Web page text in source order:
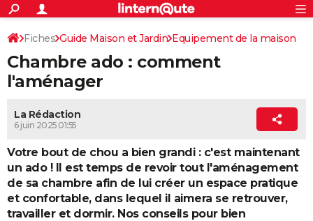
ACTUALITÉS
Politique
Société
Faits Divers
Education
Monde
Villes
+
SPORT
Coupe du monde 2026
Football
Tennis
Cyclisme
Rugby
Forum
CULTURE
Retraite
Impôts
Epargne
Immobilier
Risques naturels par ville
Banque
Assurance
Crédit
AUTO
Essais
Réserver un essai
Citadines
Berlines
SUV
Forum auto
+
HIGH-TECH
Mobiles
Meilleur smartphone
Internet
Ordinateurs
Jeux vidéo
Guide high-tech
+BRICOLAGE
Forum
Aménagement intérieur
Extérieur
Cuisine
Salle de bains
Jardinage
Rangement
+WEEK-END
Rechercher
S'inscrire
Connexion
Fiches Guide Maison et Jardin Equipement de la maison
Chambre Chambre enfant
Chambre ado : comment
l'aménager
La Rédaction
6 juin 2025 01:55
Votre bout de chou a bien grandi : c'est maintenant
un ado ! Il est temps de revoir tout l'aménagement
de sa chambre afin de lui créer un espace pratique
et confortable, dans lequel il aimera se retrouver,
travailler et dormir. Nos conseils pour bien